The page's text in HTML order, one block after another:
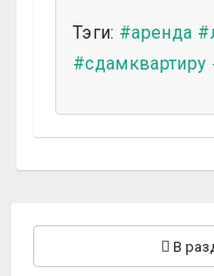
Тэги: #аренда
#сдамквартиру
В